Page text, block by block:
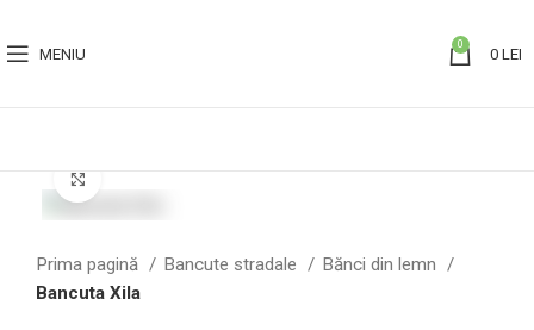
MENIU
0
0 LEI
Prima pagină Bancute stradale
Bănci din lemn
Bancuta Xila